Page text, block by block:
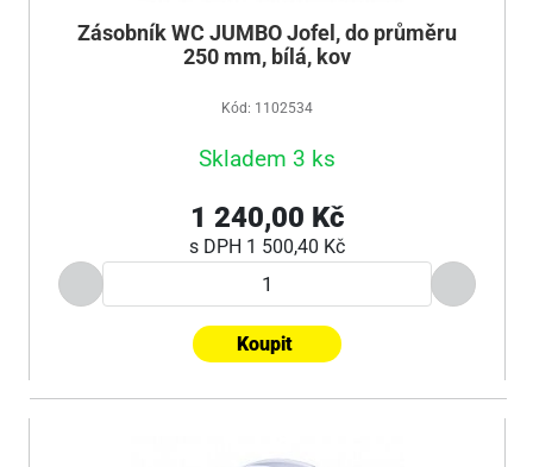
Zásobník WC JUMBO Jofel, do průměru
250 mm, bílá, kov
Kód: 1102534
Skladem 3 ks
1 240,00 Kč
s DPH 1 500,40 Kč
Koupit